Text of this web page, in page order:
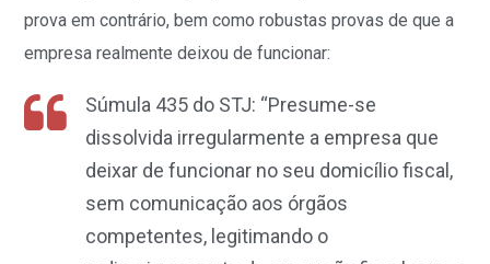
prova em contrário, bem como robustas provas de que a
empresa realmente deixou de funcionar:
Súmula 435 do STJ: “Presume-se
dissolvida irregularmente a empresa que
deixar de funcionar no seu domicílio fiscal,
sem comunicação aos órgãos
competentes, legitimando o